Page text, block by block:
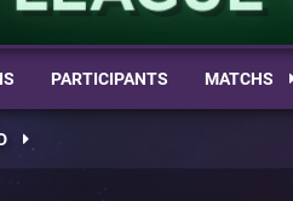
PARTICIPANTS MATCHS